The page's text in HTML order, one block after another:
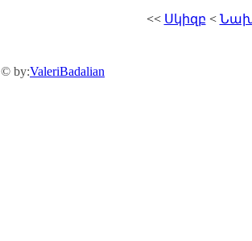
<< Սկիզբ <
© by:ValeriBadalian